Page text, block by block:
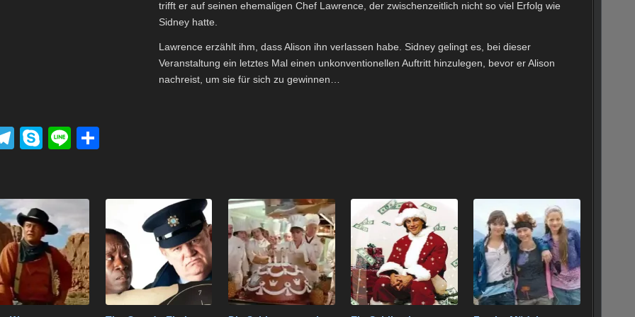
trifft er auf seinen ehemaligen Chef Lawrence, der zwischenzeitlich nicht so viel Erfolg wie
Sidney hatte.
Lawrence erzählt ihm, dass Alison ihn verlassen habe. Sidney gelingt es, bei dieser
Veranstaltung ein letztes Mal einen unkonventionellen Auftritt hinzulegen, bevor er Alison
nachreist, um sie für sich zu gewinnen…
T
gr
a
m
S
e
Li
n